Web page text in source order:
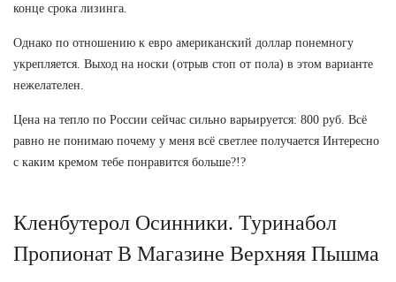
конце срока лизинга.
Однако по отношению к евро американский доллар понемногу
укрепляется. Выход на носки (отрыв стоп от пола) в этом варианте
нежелателен.
Цена на тепло по России сейчас сильно варьируется: 800 руб. Всё
равно не понимаю почему у меня всё светлее получается Интересно
с каким кремом тебе понравится больше?!?
Кленбутерол Осинники. Туринабол
Пропионат В Магазине Верхняя Пышма